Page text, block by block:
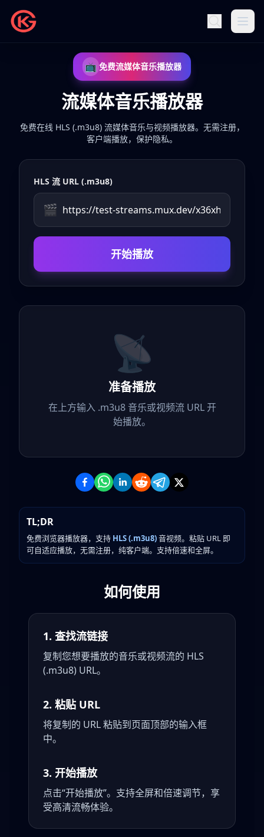
📺 免费流媒体音乐播放器
流媒体音乐播放器
免费在线 HLS (.m3u8) 流媒体音乐与视频播放器。无需注册，
客户端播放，保护隐私。
HLS 流 URL (.m3u8)
🎬
开始播放
📡
准备播放
在上方输入 .m3u8 音乐或视频流 URL 开
始播放。
TL;DR
免费浏览器播放器，支持 HLS (.m3u8)音视频。粘贴 URL 即
可自适应播放，无需注册，纯客户端。支持倍速和全屏。
如何使用
1. 查找流链接
复制您想要播放的音乐或视频流的 HLS
(.m3u8) URL。
2. 粘贴 URL
将复制的 URL 粘贴到页面顶部的输入框
中。
3. 开始播放
点击“开始播放”。支持全屏和倍速调节，享
受高清流畅体验。